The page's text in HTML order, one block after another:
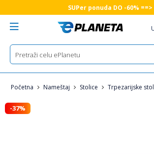
SUPer ponuda DO -60% ==>
Početna Nameštaj Stolice Trpezarijske
-37%